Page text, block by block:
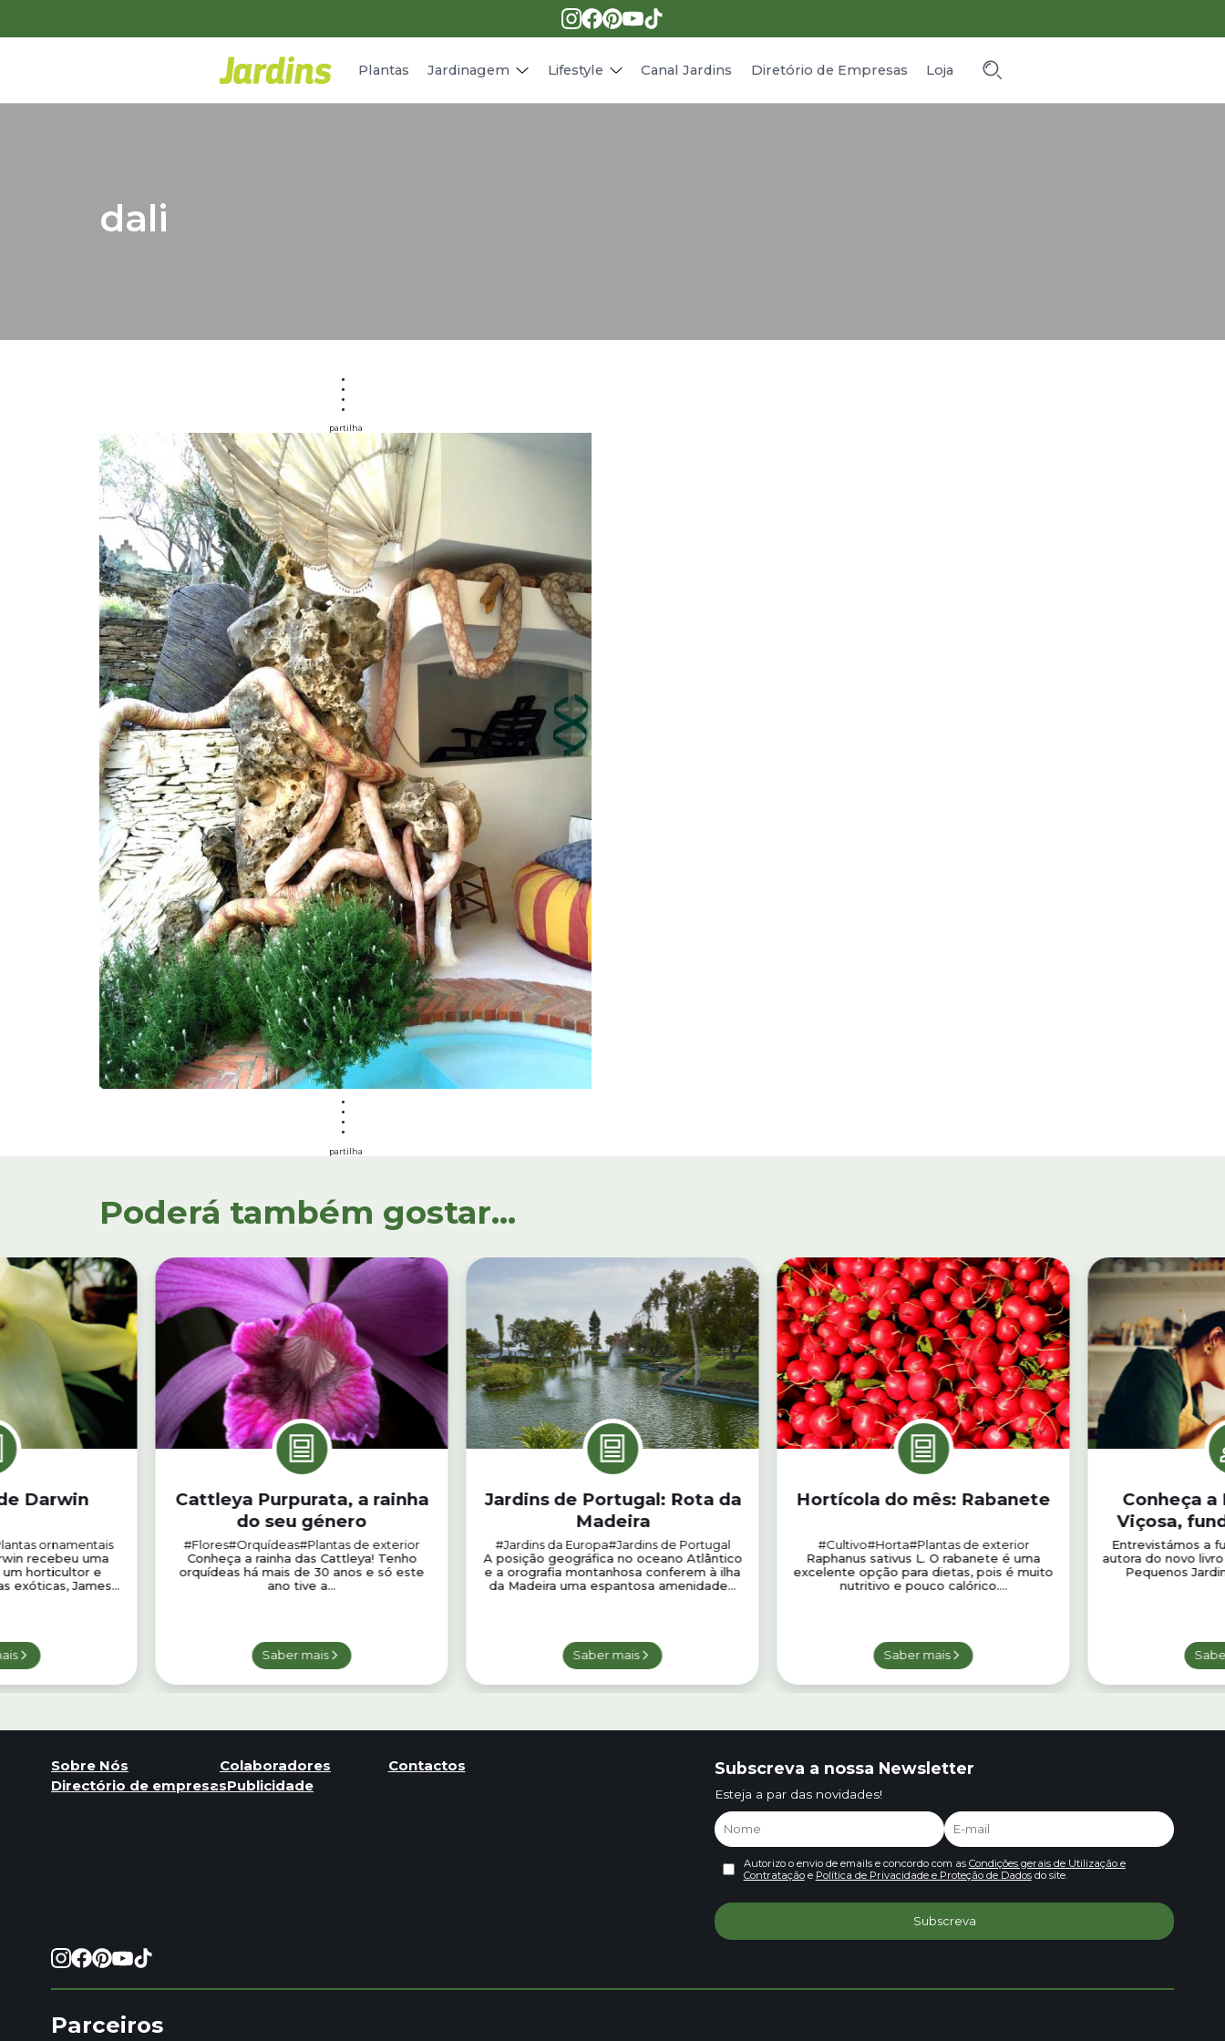
Plantas Jardinagem Lifestyle
Receitas
Canal Jardins Diretório de Empresas Loja
dali
partilha
partilha
Poderá também gostar...
Darwin
ornamentais
recebeu uma
um horticultor e
exóticas, James...
Cattleya Purpurata, a rainha
do seu género
#Flores#Orquídeas#Plantas de exterior
Conheça a rainha das Cattleya! Tenho
orquídeas há mais de 30 anos e só este
ano tive a...
Saber mais
Jardins de Portugal: Rota da
Madeira
#Jardins da Europa#Jardins de Portugal
A posição geográfica no oceano Atlântico
e a orografia montanhosa conferem à ilha
da Madeira uma espantosa amenidade...
Saber mais
Hortícola do mês: Rabanete
#Cultivo#Horta#Plantas de exterior
Raphanus sativus L. O rabanete é uma
excelente opção para dietas, pois é muito
nutritivo e pouco calórico....
Saber mais
Conheça
Viçosa,
Entrevistámos a
autora do novo
Pequenos
Sobre Nós Colaboradores
Contactos
Directório de empresasPublicidade
Subscreva a nossa Newsletter
Esteja a par das novidades!
Autorizo o envio de emails e concordo com as Condições gerais de Utilização e
Contrataçãoe Política de Privacidade e Proteção de Dadosdo site.
Parceiros